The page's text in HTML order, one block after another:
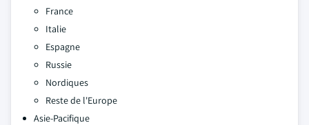
France
Italie
Espagne
Russie
Nordiques
Reste de l'Europe
Asie-Pacifique